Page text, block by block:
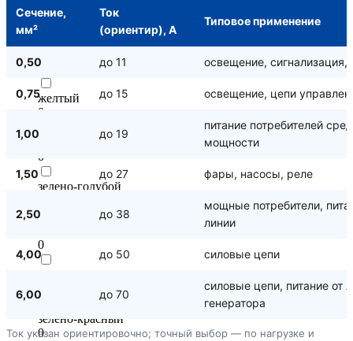
желто-фиолетовый
0
желтый
0
зелено-белый
0
зелено-голубой
0
0
зелено-красный
0
Сечение,
мм²
Ток
(ориентир), А
Типовое применение
0,50 до 11 освещение,
0,75 до 15 освещение, цепи
1,00 до 19
питание потребителей
мощности
1,50 до 27 фары, насосы, реле
2,50 до 38
мощные потребители,
линии
4,00 до 50 силовые цепи
6,00 до 70
силовые цепи, питание от
генератора
Ток указан ориентировочно; точный выбор — по нагрузке и